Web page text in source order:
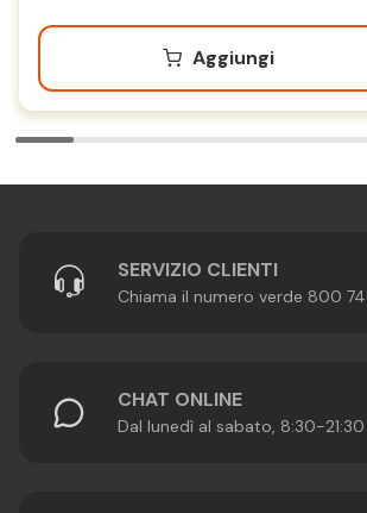
Aggiungi
SERVIZIO CLIENTI
Chiama il numero verde 800
CHAT ONLINE
Dal lunedì al sabato, 8:30-21:30